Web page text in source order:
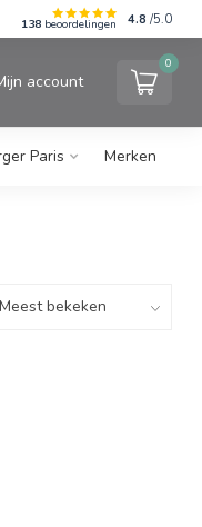
138 beoordelingen 4.8 /5.0
account
0
Paris Merken